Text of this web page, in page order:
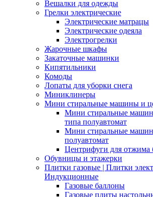
Вешалки для одежды
Грелки электрические
Электрические матрацы
Электрические одеяла
Электрогрелки
Жарочные шкафы
Закаточные машинки
Кипятильники
Комоды
Лопаты для уборки снега
Миниклинеры
Мини стиральные машины и
Мини стиральные
типа полуавтомат
Мини стиральные
полуавтомат
Центрифуги для отжима
Обувницы и этажерки
Плитки газовые | Плитки
Индукционные
Газовые баллоны
Газовые плиты